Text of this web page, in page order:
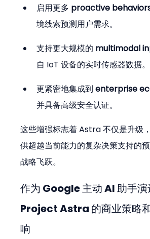
启用更多 proactive
境线索预测用户需求。
支持更大规模的 multimodal
自 IoT 设备的实时传感器数据。
更紧密地集成到 enterprise
并具备高级安全认证。
这些增强标志着 Astra 不仅是升级
供超越当前能力的复杂决策支持的
战略飞跃。
作为 Google 主动 AI 助手演
Project Astra 的商业策略
响